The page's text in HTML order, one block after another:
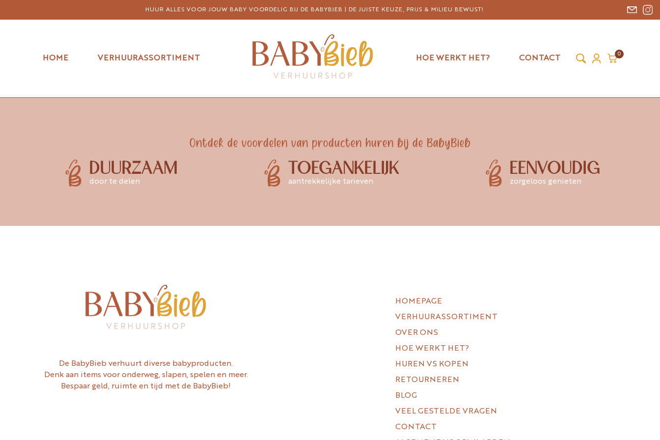
HUUR ALLES VOOR JOUW BABY VOORDELIG BIJ DE BABYBIEB | DE JUISTE KEUZE, PRIJS & MILIEU BEWUST!
HOME VERHUURASSORTIMENT HOE WERKT HET? CONTACT
0
Ontdek de voordelen van producten huren bij de BabyBieb
DUURZAAM
door te delen
TOEGANKELIJK
aantrekkelijke tarieven
EENVOUDIG
zorgeloos genieten
De BabyBieb verhuurt diverse babyproducten.
Denk aan items voor onderweg, slapen, spelen en meer.
Bespaar geld, ruimte en tijd met de BabyBieb!
HOMEPAGE
VERHUURASSORTIMENT
OVER ONS
HOE WERKT HET?
HUREN VS KOPEN
RETOURNEREN
BLOG
VEEL GESTELDE VRAGEN
CONTACT